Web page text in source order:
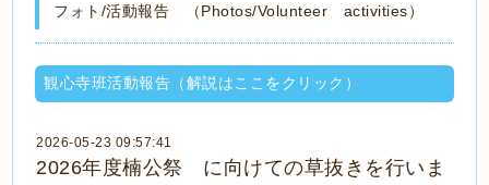
フォト/活動報告 （Photos/Volunteer activities）
観心寺班活動報告（解説はここをクリック）
2026-05-23 09:57:41
2026年度楠公祭 に向けての草抜きを行いま